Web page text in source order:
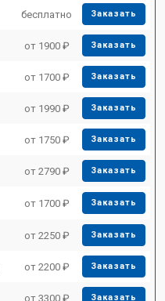
бесплатно Заказать
от 1900 ₽ Заказать
от 1700 ₽ Заказать
от 1990 ₽ Заказать
от 1750 ₽ Заказать
от 2790 ₽ Заказать
от 1700 ₽ Заказать
от 2250 ₽ Заказать
от 2200 ₽ Заказать
от 3300 ₽ Заказать